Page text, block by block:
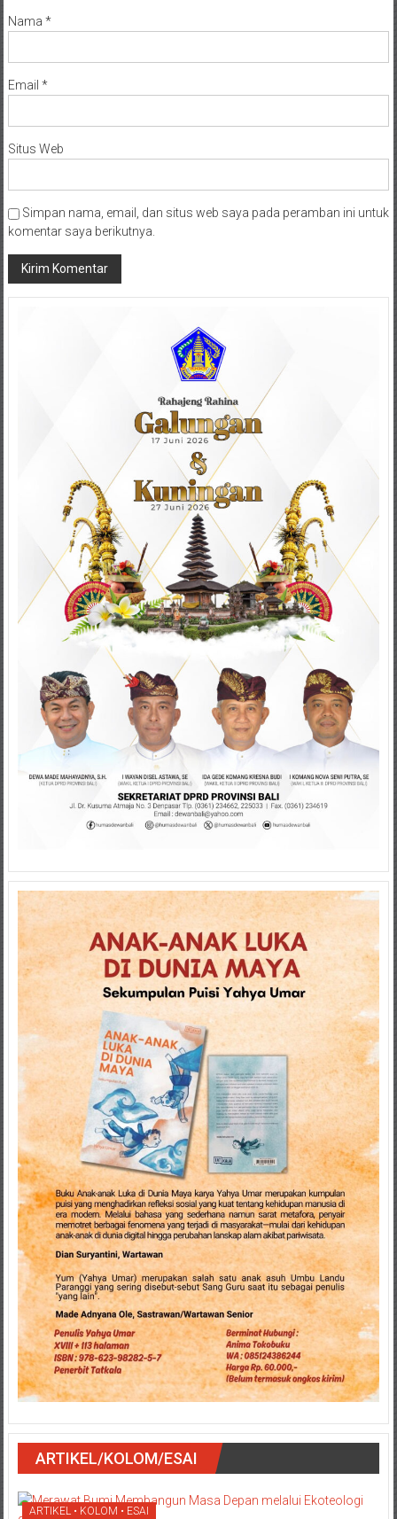
Nama *
Email *
Situs Web
Simpan nama, email, dan situs web saya pada peramban ini untuk
komentar saya berikutnya.
ARTIKEL/KOLOM/ESAI
ARTIKEL • KOLOM • ESAI